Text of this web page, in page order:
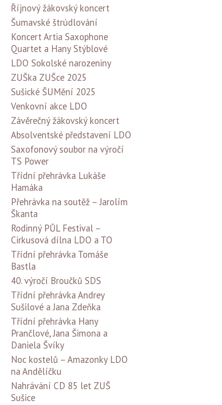
Říjnový žákovský koncert
Šumavské štrúdlování
Koncert Artia Saxophone
Quartet a Hany Stýblové
LDO Sokolské narozeniny
ZUŠka ZUŠce 2025
Sušické ŠUMění 2025
Venkovní akce LDO
Závěrečný žákovský koncert
Absolventské představení LDO
Saxofonový soubor na výročí
TS Power
Třídní přehrávka Lukáše
Hamáka
Přehrávka na soutěž – Jarolím
Škanta
Rodinný PŮL Festival –
Cirkusová dílna LDO a TO
Třídní přehrávka Tomáše
Bastla
40. výročí Broučků SDS
Třídní přehrávka Andrey
Sušilové a Jana Zdeňka
Třídní přehrávka Hany
Prančlové, Jana Šimona a
Daniela Švíky
Noc kostelů – Amazonky LDO
na Andělíčku
Nahrávání CD 85 let ZUŠ
Sušice